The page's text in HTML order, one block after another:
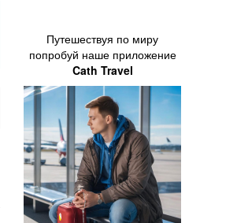
Путешествуя по миру
попробуй наше приложение
Cath Travel